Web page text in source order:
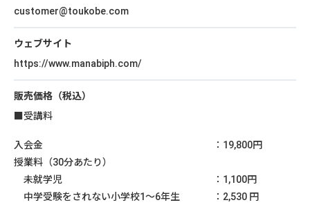
customer@toukobe.com
ウェブサイト
https://www.manabiph.com/
販売価格（税込）
■受講料
入会金
：19,800円
授業料（30分あたり）
未就学児
：1,100円
中学受験をされない小学校1～6年生
：2,530 円